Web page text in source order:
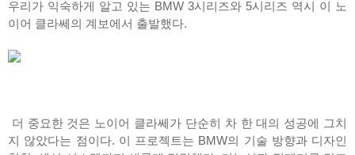
우리가 익숙하게 알고 있는 BMW 3시리즈와 5시리즈 역시 이 노
이어 클라쎄의 계보에서 출발했다.
더 중요한 것은 노이어 클라쎄가 단순히 차 한 대의 성공에 그치
지 않았다는 점이다. 이 프로젝트는 BMW의 기술 방향과 디자인